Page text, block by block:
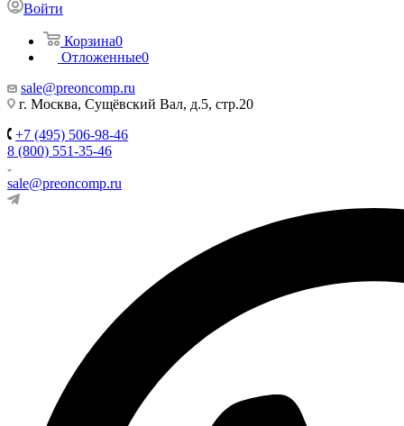
Войти
Корзина0
Отложенные0
sale@preoncomp.ru
г. Москва, Сущёвский Вал, д.5, стр.20
+7 (495) 506-98-46
8 (800) 551-35-46
sale@preoncomp.ru